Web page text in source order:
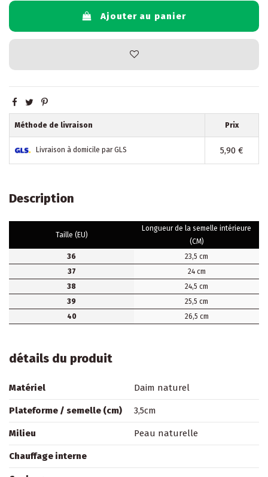
Ajouter au panier
Méthode de livraison Prix
Livraison à domicile par GLS 5,90 €
Description
Taille (EU)
Longueur de la semelle intérieure
(CM)
36
23,5 cm
37
24 cm
38
24,5 cm
39
25,5 cm
40
26,5 cm
détails du produit
Matériel Daim naturel
Plateforme / semelle (cm) 3,5cm
Milieu Peau naturelle
Chauffage interne